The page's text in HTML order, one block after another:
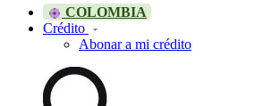
COLOMBIA
Crédito
Abonar a mi crédito